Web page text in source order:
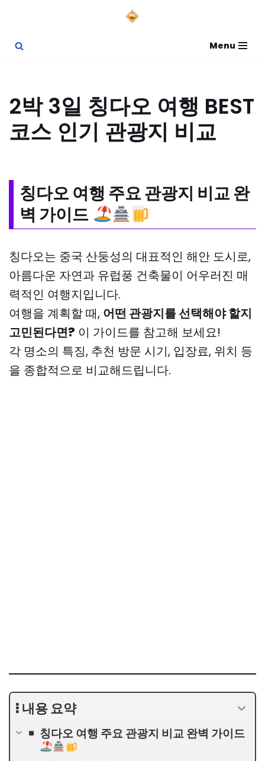
텐
건
너
Menu
2박 3일 칭다오 여행 BEST
코스 인기 관광지 비교
칭다오 여행 주요 관광지 비교 완
벽 가이드
칭다오는 중국 산둥성의 대표적인 해안 도시로,
아름다운 자연과 유럽풍 건축물이 어우러진 매
력적인 여행지입니다.
여행을 계획할 때, 어떤 관광지를 선택해야 할지
고민된다면? 이 가이드를 참고해 보세요!
각 명소의 특징, 추천 방문 시기, 입장료, 위치 등
을 종합적으로 비교해드립니다.
내용 요약
칭다오 여행 주요 관광지 비교 완벽 가이드